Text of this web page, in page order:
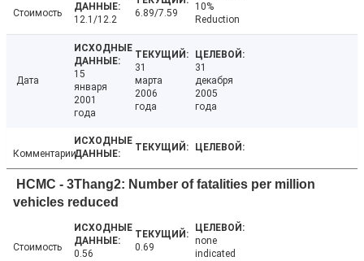
Стоимость
12.1/12.2
6.89/7.59
10%
Reduction
Дата
15
января
2001
года
31
марта
2006
года
31
декабря
2005
года
Комментарии
HCMC - 3Thang2: Number of fatalities per million
vehicles reduced
Стоимость
0.56
0.69
none
indicated